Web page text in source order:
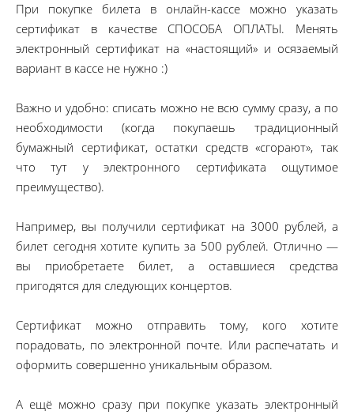
При покупке билета в онлайн-кассе можно указать
сертификат в качестве СПОСОБА ОПЛАТЫ. Менять
электронный сертификат на «настоящий» и осязаемый
вариант в кассе не нужно :)
Важно и удобно: списать можно не всю сумму сразу, а по
необходимости (когда покупаешь традиционный
бумажный сертификат, остатки средств «сгорают», так
что тут у электронного сертификата ощутимое
преимущество).
Например, вы получили сертификат на 3000 рублей, а
билет сегодня хотите купить за 500 рублей. Отлично —
вы приобретаете билет, а оставшиеся средства
пригодятся для следующих концертов.
Сертификат можно отправить тому, кого хотите
порадовать, по электронной почте. Или распечатать и
оформить совершенно уникальным образом.
А ещё можно сразу при покупке указать электронный